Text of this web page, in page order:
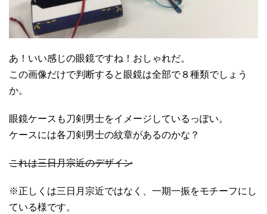
あ！いい感じの眼鏡ですね！おしゃれだ。
この画像だけで判断すると眼鏡は全部で８種類でしょう
か。
眼鏡ケースも刀剣男士をイメージしているっぽい。
ケースには各刀剣男士の紋章があるのかな？
これは三日月宗近のデザイン
※正しくは三日月宗近ではなく、一期一振をモチーフにし
ている様です。